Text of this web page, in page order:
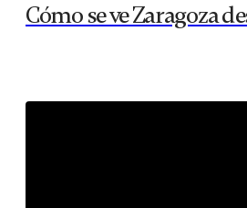
Cómo se ve Zaragoza